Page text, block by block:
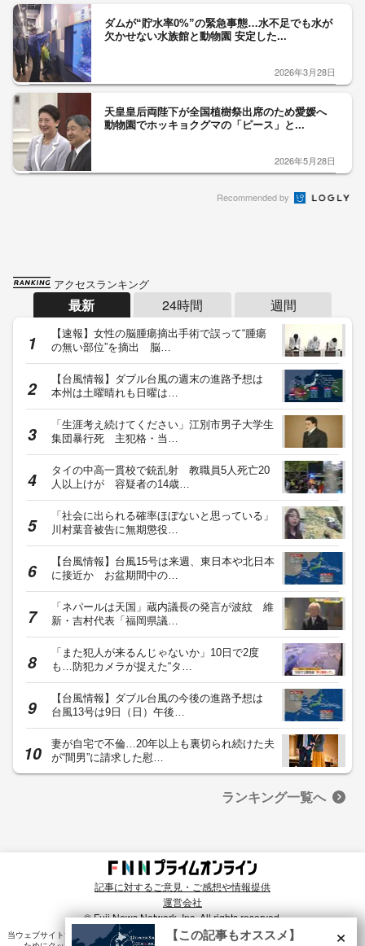
ダムが“貯水率0%”の緊急事態…水不足でも水が
欠かせない水族館と動物園 安定した...
2026年3月28日
天皇皇后両陛下が全国植樹祭出席のため愛媛へ
動物園でホッキョクグマの「ピース」と...
2026年5月28日
Recommended by
アクセスランキング
最新 24時間 週間
【速報】女性の脳腫瘍摘出手術で誤って“腫瘍
の無い部位”を摘出 脳…
【台風情報】ダブル台風の週末の進路予想は
本州は土曜晴れも日曜は…
「生涯考え続けてください」江別市男子大学生
集団暴行死 主犯格・当…
タイの中高一貫校で銃乱射 教職員5人死亡20
人以上けが 容疑者の14歳…
「社会に出られる確率ほぼないと思っている」
川村葉音被告に無期懲役…
【台風情報】台風15号は来週、東日本や北日本
に接近か お盆期間中の…
「ネパールは天国」蔵内議長の発言が波紋 維
新・吉村代表「福岡県議…
「また犯人が来るんじゃないか」10日で2度
も…防犯カメラが捉えた“タ…
【台風情報】ダブル台風の今後の進路予想は
台風13号は9日（日）午後…
妻が自宅で不倫…20年以上も裏切られ続けた夫
が“間男”に請求した慰…
ランキング一覧へ
記事に対するご意見・ご感想や情報提供
運営会社
© Fuji News Network, Inc. All rights reserved.
当ウェブサイトでは、ユーザのニーズ・興味・関⼼に合致したコンテンツや広告配信を提供する
×
【この記事もオススメ】